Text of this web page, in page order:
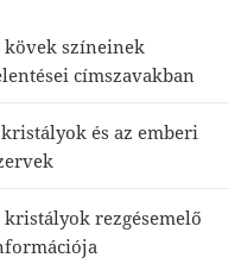
kövek színeinek
címszavakban
és az emberi
kristályok rezgésemelő